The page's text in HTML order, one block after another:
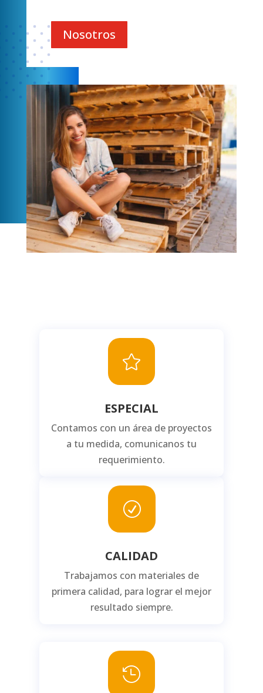
Nosotros

R
CALIDAD
Trabajamos con materiales de
primera calidad, para lograr el mejor
resultado siempre.

ESPECIAL
Contamos con un área de proyectos
a tu medida, comunicanos tu
requerimiento.